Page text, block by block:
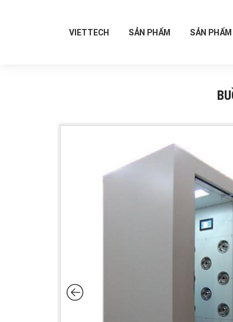
VIETTECH SẢN PHẨM SẢN